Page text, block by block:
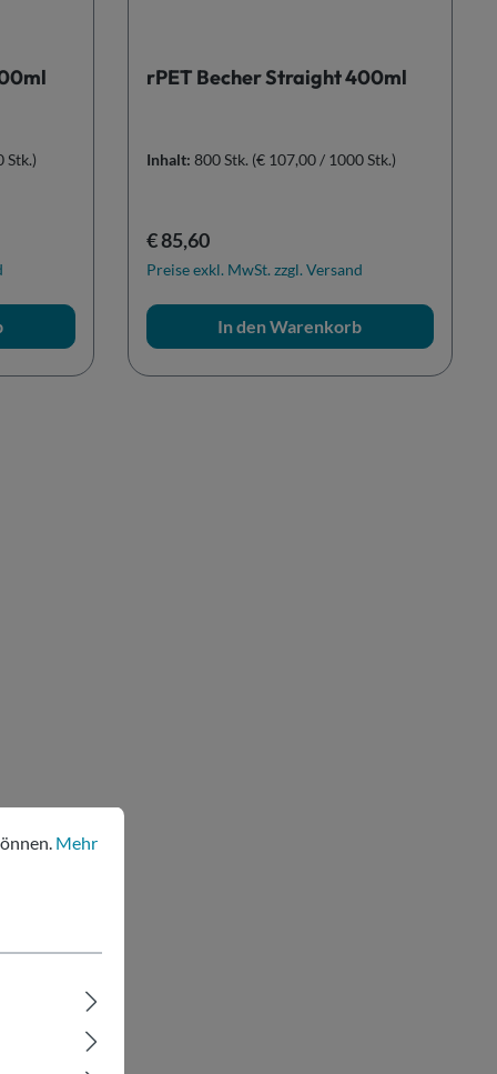
Stk.)
rPET Becher Straight 400ml
Inhalt: 800 Stk. (€ 107,00 / 1000 Stk.)
Regulärer Preis:
€ 85,60
Preise exkl. MwSt. zzgl. Versand
In den Warenkorb
Mehr Informationen ...
Mehr